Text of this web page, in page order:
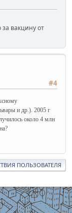
вакцину от
#4
и др.). 2005 г
около 4 млн
ПОЛЬЗОВАТЕЛЯ